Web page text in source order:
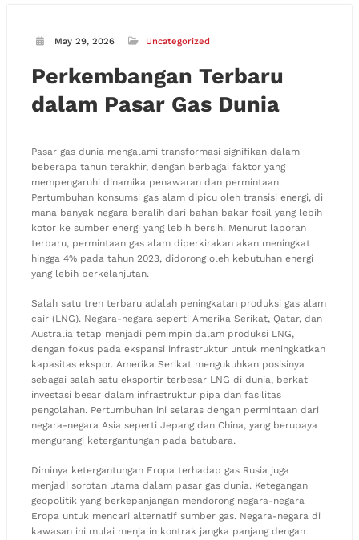
May 29, 2026 Uncategorized
Perkembangan Terbaru
dalam Pasar Gas Dunia
Pasar gas dunia mengalami transformasi signifikan dalam
beberapa tahun terakhir, dengan berbagai faktor yang
mempengaruhi dinamika penawaran dan permintaan.
Pertumbuhan konsumsi gas alam dipicu oleh transisi energi, di
mana banyak negara beralih dari bahan bakar fosil yang lebih
kotor ke sumber energi yang lebih bersih. Menurut laporan
terbaru, permintaan gas alam diperkirakan akan meningkat
hingga 4% pada tahun 2023, didorong oleh kebutuhan energi
yang lebih berkelanjutan.
Salah satu tren terbaru adalah peningkatan produksi gas alam
cair (LNG). Negara-negara seperti Amerika Serikat, Qatar, dan
Australia tetap menjadi pemimpin dalam produksi LNG,
dengan fokus pada ekspansi infrastruktur untuk meningkatkan
kapasitas ekspor. Amerika Serikat mengukuhkan posisinya
sebagai salah satu eksportir terbesar LNG di dunia, berkat
investasi besar dalam infrastruktur pipa dan fasilitas
pengolahan. Pertumbuhan ini selaras dengan permintaan dari
negara-negara Asia seperti Jepang dan China, yang berupaya
mengurangi ketergantungan pada batubara.
Diminya ketergantungan Eropa terhadap gas Rusia juga
menjadi sorotan utama dalam pasar gas dunia. Ketegangan
geopolitik yang berkepanjangan mendorong negara-negara
Eropa untuk mencari alternatif sumber gas. Negara-negara di
kawasan ini mulai menjalin kontrak jangka panjang dengan